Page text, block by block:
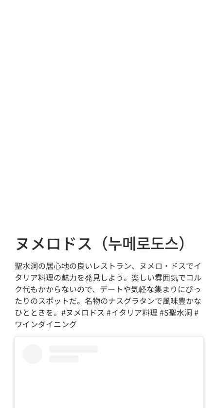
ヌメロドス（누메로도스）
聖水洞の居心地の良いレストラン、ヌメロ・ドスでイ
タリア料理の魅力を発見しよう。楽しい雰囲気でコル
ク代もかからないので、デートや気軽な集まりにぴっ
たりのスポットだ。名物のナスグラタンで風味豊かな
ひとときを。#ヌメロドス #イタリア料理 #S聖水洞 #
ワインダイニング